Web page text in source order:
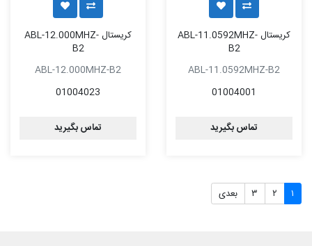
کریستال ABL-11.0592MHZ-
B2
ABL-11.0592MHZ-B2
01004001
تماس بگیرید
کریستال ABL-12.000MHZ-
B2
ABL-12.000MHZ-B2
01004023
تماس بگیرید
۱ ۲ ۳ بعدی